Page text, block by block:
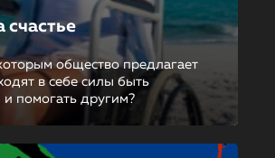
счастье
общество предлагает
в себе силы быть
помогать другим?